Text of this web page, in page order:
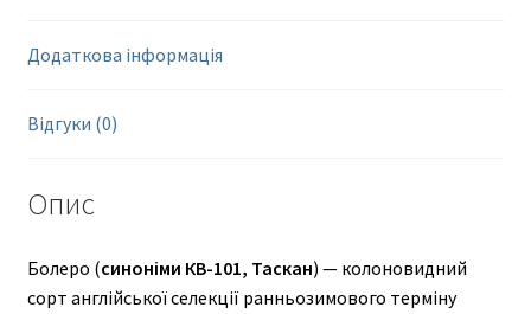
Додаткова інформація
Відгуки (0)
Опис
Болеро (синоніми КВ-101, Таскан) — колоновидний
сорт англійської селекції ранньозимового терміну